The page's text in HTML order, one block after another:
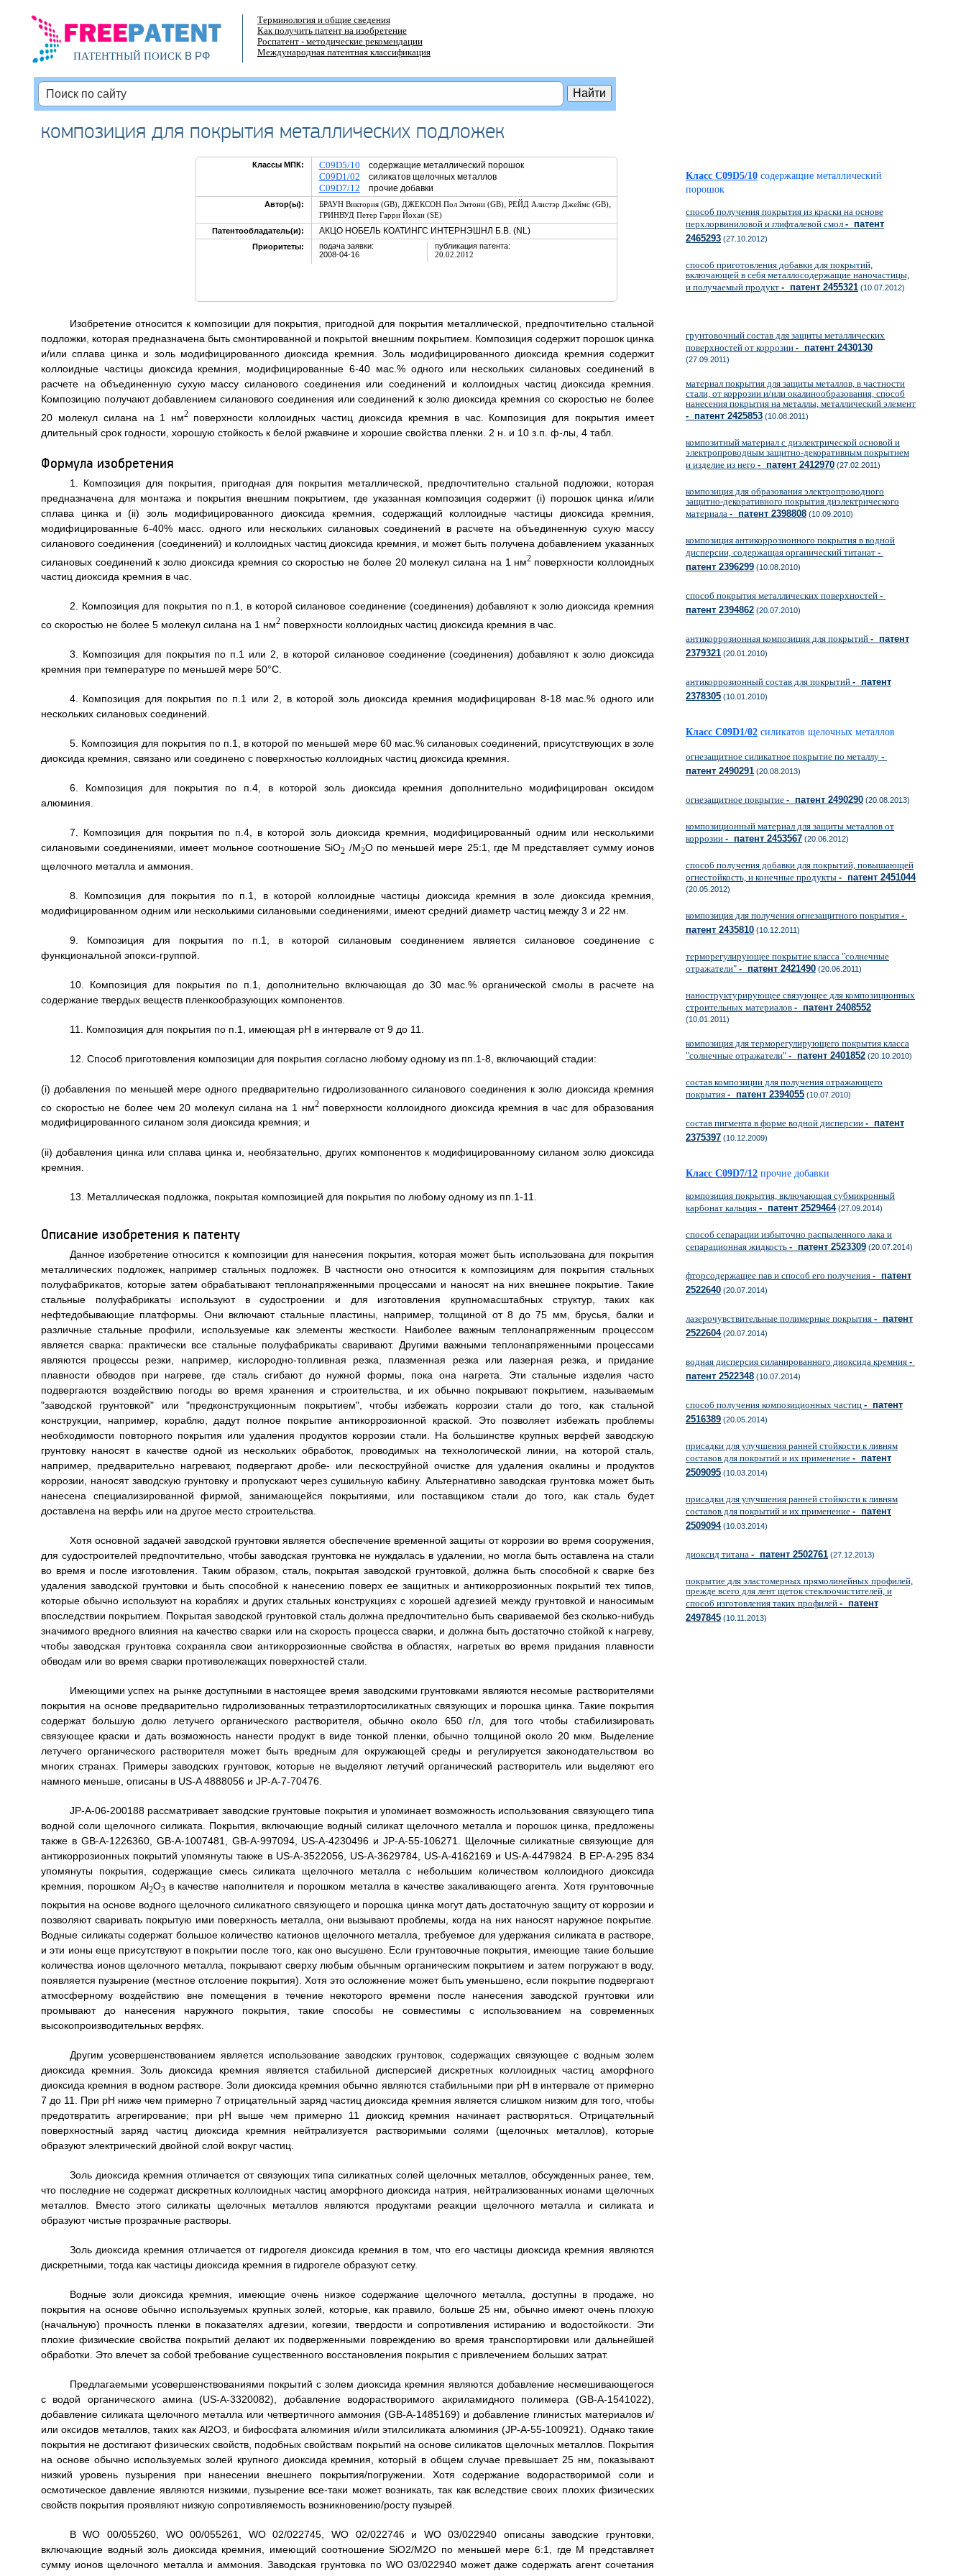
ПАТЕНТНЫЙ ПОИСКВ РФ
Терминология и общие сведения
Как получить патент на изобретение
Роспатент - методические рекомендации
Международная патентная классификация
композиция для покрытия металлических подложек
Классы МПК: C09D5/10 содержащие металлический порошок
C09D1/02 силикатов щелочных металлов
C09D7/12 прочие добавки
Автор(ы): БРАУН Виктория (GB), ДЖЕКСОН Пол Энтони (GB), РЕЙД Алистэр Джеймс (GB),
ГРИНВУД Петер Гарри Йохан (SE)
Патентообладатель(и):
АКЦО НОБЕЛЬ КОАТИНГС ИНТЕРНЭШНЛ Б.В. (NL)
Приоритеты:
подача заявки:
2008-04-16
публикация патента:
20.02.2012
Изобретение относится к композиции для покрытия, пригодной для покрытия металлической, предпочтительно стальной
подложки, которая предназначена быть смонтированной и покрытой внешним покрытием. Композиция содержит порошок цинка
и/или сплава цинка и золь модифицированного диоксида кремния. Золь модифицированного диоксида кремния содержит
коллоидные частицы диоксида кремния, модифицированные 6-40 мас.% одного или нескольких силановых соединений в
расчете на объединенную сухую массу силанового соединения или соединений и коллоидных частиц диоксида кремния.
Композицию получают добавлением силанового соединения или соединений к золю диоксида кремния со скоростью не более
20 молекул силана на 1 нм2 поверхности коллоидных частиц диоксида кремния в час. Композиция для покрытия имеет
длительный срок годности, хорошую стойкость к белой ржавчине и хорошие свойства пленки. 2 н. и 10 з.п. ф-лы, 4 табл.
Формула изобретения
1. Композиция для покрытия, пригодная для покрытия металлической, предпочтительно стальной подложки, которая
предназначена для монтажа и покрытия внешним покрытием, где указанная композиция содержит (i) порошок цинка и/или
сплава цинка и (ii) золь модифицированного диоксида кремния, содержащий коллоидные частицы диоксида кремния,
модифицированные 6-40% масс. одного или нескольких силановых соединений в расчете на объединенную сухую массу
силанового соединения (соединений) и коллоидных частиц диоксида кремния, и может быть получена добавлением указанных
силановых соединений к золю диоксида кремния со скоростью не более 20 молекул силана на 1 нм2 поверхности коллоидных
частиц диоксида кремния в час.
2. Композиция для покрытия по п.1, в которой силановое соединение (соединения) добавляют к золю диоксида кремния
со скоростью не более 5 молекул силана на 1 нм2поверхности коллоидных частиц диоксида кремния в час.
3. Композиция для покрытия по п.1 или 2, в которой силановое соединение (соединения) добавляют к золю диоксида
кремния при температуре по меньшей мере 50°С.
4. Композиция для покрытия по п.1 или 2, в которой золь диоксида кремния модифицирован 8-18 мас.% одного или
нескольких силановых соединений.
5. Композиция для покрытия по п.1, в которой по меньшей мере 60 мас.% силановых соединений, присутствующих в золе
диоксида кремния, связано или соединено с поверхностью коллоидных частиц диоксида кремния.
6. Композиция для покрытия по п.4, в которой золь диоксида кремния дополнительно модифицирован оксидом
алюминия.
7. Композиция для покрытия по п.4, в которой золь диоксида кремния, модифицированный одним или несколькими
силановыми соединениями, имеет мольное соотношение SiO2 /M2O по меньшей мере 25:1, где М представляет сумму ионов
щелочного металла и аммония.
8. Композиция для покрытия по п.1, в которой коллоидные частицы диоксида кремния в золе диоксида кремния,
модифицированном одним или несколькими силановыми соединениями, имеют средний диаметр частиц между 3 и 22 нм.
9. Композиция для покрытия по п.1, в которой силановым соединением является силановое соединение с
функциональной эпокси-группой.
10. Композиция для покрытия по п.1, дополнительно включающая до 30 мас.% органической смолы в расчете на
содержание твердых веществ пленкообразующих компонентов.
11. Композиция для покрытия по п.1, имеющая рН в интервале от 9 до 11.
12. Способ приготовления композиции для покрытия согласно любому одному из пп.1-8, включающий стадии:
(i) добавления по меньшей мере одного предварительно гидролизованного силанового соединения к золю диоксида кремния
со скоростью не более чем 20 молекул силана на 1 нм2поверхности коллоидного диоксида кремния в час для образования
модифицированного силаном золя диоксида кремния; и
(ii) добавления цинка или сплава цинка и, необязательно, других компонентов к модифицированному силаном золю диоксида
кремния.
13. Металлическая подложка, покрытая композицией для покрытия по любому одному из пп.1-11.
Описание изобретения к патенту
Данное изобретение относится к композиции для нанесения покрытия, которая может быть использована для покрытия
металлических подложек, например стальных подложек. В частности оно относится к композициям для покрытия стальных
полуфабрикатов, которые затем обрабатывают теплонапряженными процессами и наносят на них внешнее покрытие. Такие
стальные полуфабрикаты используют в судостроении и для изготовления крупномасштабных структур, таких как
нефтедобывающие платформы. Они включают стальные пластины, например, толщиной от 8 до 75 мм, брусья, балки и
различные стальные профили, используемые как элементы жесткости. Наиболее важным теплонапряженным процессом
является сварка: практически все стальные полуфабрикаты сваривают. Другими важными теплонапряженными процессами
являются процессы резки, например, кислородно-топливная резка, плазменная резка или лазерная резка, и придание
плавности обводов при нагреве, где сталь сгибают до нужной формы, пока она нагрета. Эти стальные изделия часто
подвергаются воздействию погоды во время хранения и строительства, и их обычно покрывают покрытием, называемым
"заводской грунтовкой" или "предконструкционным покрытием", чтобы избежать коррозии стали до того, как стальной
конструкции, например, кораблю, дадут полное покрытие антикоррозионной краской. Это позволяет избежать проблемы
необходимости повторного покрытия или удаления продуктов коррозии стали. На большинстве крупных верфей заводскую
грунтовку наносят в качестве одной из нескольких обработок, проводимых на технологической линии, на которой сталь,
например, предварительно нагревают, подвергают дробе- или пескоструйной очистке для удаления окалины и продуктов
коррозии, наносят заводскую грунтовку и пропускают через сушильную кабину. Альтернативно заводская грунтовка может быть
нанесена специализированной фирмой, занимающейся покрытиями, или поставщиком стали до того, как сталь будет
доставлена на верфь или на другое место строительства.
Хотя основной задачей заводской грунтовки является обеспечение временной защиты от коррозии во время сооружения,
для судостроителей предпочтительно, чтобы заводская грунтовка не нуждалась в удалении, но могла быть оставлена на стали
во время и после изготовления. Таким образом, сталь, покрытая заводской грунтовкой, должна быть способной к сварке без
удаления заводской грунтовки и быть способной к нанесению поверх ее защитных и антикоррозионных покрытий тех типов,
которые обычно используют на кораблях и других стальных конструкциях с хорошей адгезией между грунтовкой и наносимым
впоследствии покрытием. Покрытая заводской грунтовкой сталь должна предпочтительно быть свариваемой без сколько-нибудь
значимого вредного влияния на качество сварки или на скорость процесса сварки, и должна быть достаточно стойкой к нагреву,
чтобы заводская грунтовка сохраняла свои антикоррозионные свойства в областях, нагретых во время придания плавности
обводам или во время сварки противолежащих поверхностей стали.
Имеющими успех на рынке доступными в настоящее время заводскими грунтовками являются несомые растворителями
покрытия на основе предварительно гидролизованных тетраэтилортосиликатных связующих и порошка цинка. Такие покрытия
содержат большую долю летучего органического растворителя, обычно около 650 г/л, для того чтобы стабилизировать
связующее краски и дать возможность нанести продукт в виде тонкой пленки, обычно толщиной около 20 мкм. Выделение
летучего органического растворителя может быть вредным для окружающей среды и регулируется законодательством во
многих странах. Примеры заводских грунтовок, которые не выделяют летучий органический растворитель или выделяют его
намного меньше, описаны в US-A 4888056 и JP-A-7-70476.
JP-A-06-200188 рассматривает заводские грунтовые покрытия и упоминает возможность использования связующего типа
водной соли щелочного силиката. Покрытия, включающие водный силикат щелочного металла и порошок цинка, предложены
также в GB-A-1226360, GB-A-1007481, GB-A-997094, US-A-4230496 и JP-A-55-106271. Щелочные силикатные связующие для
антикоррозионных покрытий упомянуты также в US-A-3522056, US-A-3629784, US-A-4162169 и US-A-4479824. В ЕР-А-295 834
упомянуты покрытия, содержащие смесь силиката щелочного металла с небольшим количеством коллоидного диоксида
кремния, порошком Al2O3в качестве наполнителя и порошком металла в качестве закаливающего агента. Хотя грунтовочные
покрытия на основе водного щелочного силикатного связующего и порошка цинка могут дать достаточную защиту от коррозии и
позволяют сваривать покрытую ими поверхность металла, они вызывают проблемы, когда на них наносят наружное покрытие.
Водные силикаты содержат большое количество катионов щелочного металла, требуемое для удержания силиката в растворе,
и эти ионы еще присутствуют в покрытии после того, как оно высушено. Если грунтовочные покрытия, имеющие такие большие
количества ионов щелочного металла, покрывают сверху любым обычным органическим покрытием и затем погружают в воду,
появляется пузырение (местное отслоение покрытия). Хотя это осложнение может быть уменьшено, если покрытие подвергают
атмосферному воздействию вне помещения в течение некоторого времени после нанесения заводской грунтовки или
промывают до нанесения наружного покрытия, такие способы не совместимы с использованием на современных
высокопроизводительных верфях.
Другим усовершенствованием является использование заводских грунтовок, содержащих связующее с водным золем
диоксида кремния. Золь диоксида кремния является стабильной дисперсией дискретных коллоидных частиц аморфного
диоксида кремния в водном растворе. Золи диоксида кремния обычно являются стабильными при рН в интервале от примерно
7 до 11. При рН ниже чем примерно 7 отрицательный заряд частиц диоксида кремния является слишком низким для того, чтобы
предотвратить агрегирование; при рН выше чем примерно 11 диоксид кремния начинает растворяться. Отрицательный
поверхностный заряд частиц диоксида кремния нейтрализуется растворимыми солями (щелочных металлов), которые
образуют электрический двойной слой вокруг частиц.
Золь диоксида кремния отличается от связующих типа силикатных солей щелочных металлов, обсужденных ранее, тем,
что последние не содержат дискретных коллоидных частиц аморфного диоксида натрия, нейтрализованных ионами щелочных
металлов. Вместо этого силикаты щелочных металлов являются продуктами реакции щелочного металла и силиката и
образуют чистые прозрачные растворы.
Золь диоксида кремния отличается от гидрогеля диоксида кремния в том, что его частицы диоксида кремния являются
дискретными, тогда как частицы диоксида кремния в гидрогеле образуют сетку.
Водные золи диоксида кремния, имеющие очень низкое содержание щелочного металла, доступны в продаже, но
покрытия на основе обычно используемых крупных золей, которые, как правило, больше 25 нм, обычно имеют очень плохую
(начальную) прочность пленки в показателях адгезии, когезии, твердости и сопротивления истиранию и водостойкости. Эти
плохие физические свойства покрытий делают их подверженными повреждению во время транспортировки или дальнейшей
обработки. Это влечет за собой требование существенного восстановления покрытия с привлечением больших затрат.
Предлагаемыми усовершенствованиями покрытий с золем диоксида кремния являются добавление несмешивающегося
с водой органического амина (US-A-3320082), добавление водорастворимого акриламидного полимера (GB-A-1541022),
добавление силиката щелочного металла или четвертичного аммония (GB-A-1485169) и добавление глинистых материалов и/
или оксидов металлов, таких как Al2O3, и бифосфата алюминия и/или этилсиликата алюминия (JP-A-55-100921). Однако такие
покрытия не достигают физических свойств, подобных свойствам покрытий на основе силикатов щелочных металлов. Покрытия
на основе обычно используемых золей крупного диоксида кремния, который в общем случае превышает 25 нм, показывают
низкий уровень пузырения при нанесении внешнего покрытия/погружении. Хотя содержание водорастворимой соли и
осмотическое давление являются низкими, пузырение все-таки может возникать, так как вследствие своих плохих физических
свойств покрытия проявляют низкую сопротивляемость возникновению/росту пузырей.
В WO 00/055260, WO 00/055261, WO 02/022745, WO 02/022746 и WO 03/022940 описаны заводские грунтовки,
включающие водный золь диоксида кремния, имеющий соотношение SiO2/M2O по меньшей мере 6:1, где М представляет
сумму ионов щелочного металла и аммония. Заводская грунтовка по WO 03/022940 может даже содержать агент сочетания
Класс C09D5/10 содержащие металлический
порошок
способ получения покрытия из краски на основе
перхлорвиниловой и глифталевой смол - патент
2465293 (27.10.2012)
способ приготовления добавки для покрытий,
включающей в себя металлосодержащие наночастицы,
и получаемый продукт - патент 2455321 (10.07.2012)
грунтовочный состав для защиты металлических
поверхностей от коррозии - патент 2430130
(27.09.2011)
материал покрытия для защиты металлов, в частности
стали, от коррозии и/или окалинообразования, способ
нанесения покрытия на металлы, металлический элемент
- патент 2425853 (10.08.2011)
композитный материал с диэлектрической основой и
электропроводным защитно-декоративным покрытием
и изделие из него - патент 2412970 (27.02.2011)
композиция для образования электропроводного
защитно-декоративного покрытия диэлектрического
материала - патент 2398808 (10.09.2010)
композиция антикоррозионного покрытия в водной
дисперсии, содержащая органический титанат -
патент 2396299 (10.08.2010)
способ покрытия металлических поверхностей -
патент 2394862 (20.07.2010)
антикоррозионная композиция для покрытий - патент
2379321 (20.01.2010)
антикоррозионный состав для покрытий - патент
2378305 (10.01.2010)
Класс C09D1/02 силикатов щелочных металлов
огнезащитное силикатное покрытие по металлу -
патент 2490291 (20.08.2013)
огнезащитное покрытие - патент 2490290 (20.08.2013)
композиционный материал для защиты металлов от
коррозии - патент 2453567 (20.06.2012)
способ получения добавки для покрытий, повышающей
огнестойкость, и конечные продукты - патент 2451044
(20.05.2012)
композиция для получения огнезащитного покрытия -
патент 2435810 (10.12.2011)
терморегулирующее покрытие класса "солнечные
отражатели" - патент 2421490 (20.06.2011)
наноструктурирующее связующее для композиционных
строительных материалов - патент 2408552
(10.01.2011)
композиция для терморегулирующего покрытия класса
"солнечные отражатели" - патент 2401852 (20.10.2010)
состав композиции для получения отражающего
покрытия - патент 2394055 (10.07.2010)
состав пигмента в форме водной дисперсии - патент
2375397 (10.12.2009)
Класс C09D7/12 прочие добавки
композиция покрытия, включающая субмикронный
карбонат кальция - патент 2529464(27.09.2014)
способ сепарации избыточно распыленного лака и
сепарационная жидкость - патент 2523309 (20.07.2014)
фторсодержащее пав и способ его получения - патент
2522640 (20.07.2014)
лазерочувствительные полимерные покрытия - патент
2522604(20.07.2014)
водная дисперсия силанированного диоксида кремния -
патент 2522348 (10.07.2014)
способ получения композиционных частиц - патент
2516389 (20.05.2014)
присадки для улучшения ранней стойкости к ливням
составов для покрытий и их применение - патент
2509095 (10.03.2014)
присадки для улучшения ранней стойкости к ливням
составов для покрытий и их применение - патент
2509094(10.03.2014)
диоксид титана - патент 2502761 (27.12.2013)
покрытие для эластомерных прямолинейных профилей,
прежде всего для лент щеток стеклоочистителей, и
способ изготовления таких профилей - патент
2497845 (10.11.2013)